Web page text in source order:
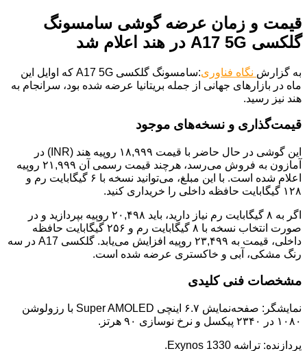
قیمت و زمان عرضه گوشی سامسونگ
گلکسی A17 5G در هند اعلام شد
به گزارش نگاه فناوری
:سامسونگ گلکسی A17 5G که اوایل این
ماه در بازارهای جهانی از جمله بریتانیا عرضه شده بود، سرانجام به
هند نیز رسید.
قیمت‌گذاری و نسخه‌های موجود
این گوشی در حال حاضر با قیمت ۱۸,۹۹۹ روپیه هند (INR) در
آمازون به فروش می‌رسد، هرچند قیمت رسمی آن ۲۱,۹۹۹ روپیه
اعلام شده است. با این مبلغ، می‌توانید نسخه با ۶ گیگابایت رم و
۱۲۸ گیگابایت حافظه داخلی را خریداری کنید.
اگر به ۸ گیگابایت رم نیاز دارید، باید ۲۰,۴۹۸ روپیه بپردازید و در
صورت انتخاب نسخه با ۸ گیگابایت رم و ۲۵۶ گیگابایت حافظه
داخلی، قیمت به ۲۳,۴۹۹ روپیه افزایش می‌یابد. گلکسی A17 در سه
رنگ مشکی، آبی و خاکستری عرضه شده است.
مشخصات فنی کلیدی
نمایشگر: صفحه‌نمایش ۶.۷ اینچی Super AMOLED با رزولوشن
۱۰۸۰ در ۲۳۴۰ پیکسل و نرخ نوسازی ۹۰ هرتز.
پردازنده: تراشه Exynos 1330.